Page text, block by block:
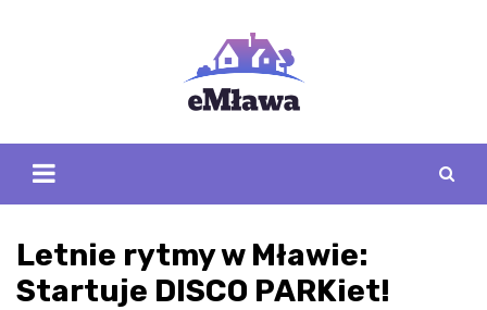
Letnie rytmy w Mławie:
Startuje DISCO PARKiet!